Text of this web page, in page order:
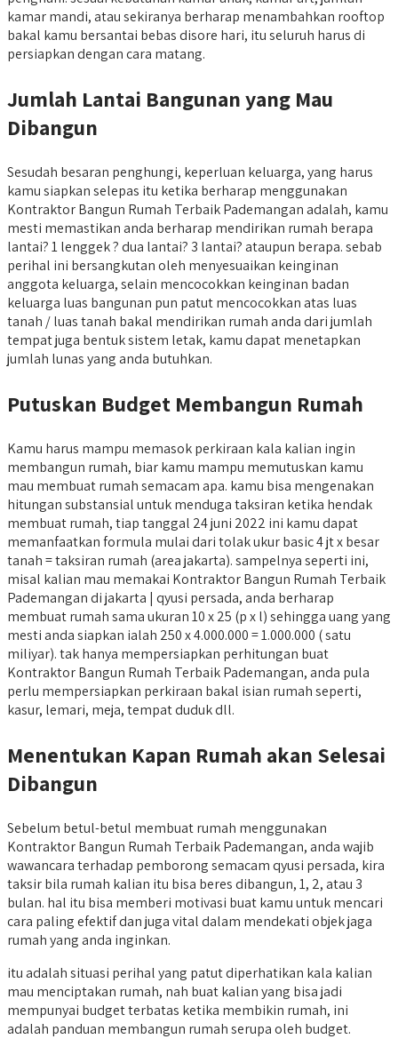
kamar mandi, atau sekiranya berharap menambahkan rooftop
bakal kamu bersantai bebas disore hari, itu seluruh harus di
persiapkan dengan cara matang.
Jumlah Lantai Bangunan yang Mau
Dibangun
Sesudah besaran penghungi, keperluan keluarga, yang harus
kamu siapkan selepas itu ketika berharap menggunakan
Kontraktor Bangun Rumah Terbaik Pademangan adalah, kamu
mesti memastikan anda berharap mendirikan rumah berapa
lantai? 1 lenggek ? dua lantai? 3 lantai? ataupun berapa. sebab
perihal ini bersangkutan oleh menyesuaikan keinginan
anggota keluarga, selain mencocokkan keinginan badan
keluarga luas bangunan pun patut mencocokkan atas luas
tanah / luas tanah bakal mendirikan rumah anda dari jumlah
tempat juga bentuk sistem letak, kamu dapat menetapkan
jumlah lunas yang anda butuhkan.
Putuskan Budget Membangun Rumah
Kamu harus mampu memasok perkiraan kala kalian ingin
membangun rumah, biar kamu mampu memutuskan kamu
mau membuat rumah semacam apa. kamu bisa mengenakan
hitungan substansial untuk menduga taksiran ketika hendak
membuat rumah, tiap tanggal 24 juni 2022 ini kamu dapat
memanfaatkan formula mulai dari tolak ukur basic 4 jt x besar
tanah = taksiran rumah (area jakarta). sampelnya seperti ini,
misal kalian mau memakai Kontraktor Bangun Rumah Terbaik
Pademangan di jakarta | qyusi persada, anda berharap
membuat rumah sama ukuran 10 x 25 (p x l) sehingga uang yang
mesti anda siapkan ialah 250 x 4.000.000 = 1.000.000 ( satu
miliyar). tak hanya mempersiapkan perhitungan buat
Kontraktor Bangun Rumah Terbaik Pademangan, anda pula
perlu mempersiapkan perkiraan bakal isian rumah seperti,
kasur, lemari, meja, tempat duduk dll.
Menentukan Kapan Rumah akan Selesai
Dibangun
Sebelum betul-betul membuat rumah menggunakan
Kontraktor Bangun Rumah Terbaik Pademangan, anda wajib
wawancara terhadap pemborong semacam qyusi persada, kira
taksir bila rumah kalian itu bisa beres dibangun, 1, 2, atau 3
bulan. hal itu bisa memberi motivasi buat kamu untuk mencari
cara paling efektif dan juga vital dalam mendekati objek jaga
rumah yang anda inginkan.
itu adalah situasi perihal yang patut diperhatikan kala kalian
mau menciptakan rumah, nah buat kalian yang bisa jadi
mempunyai budget terbatas ketika membikin rumah, ini
adalah panduan membangun rumah serupa oleh budget.